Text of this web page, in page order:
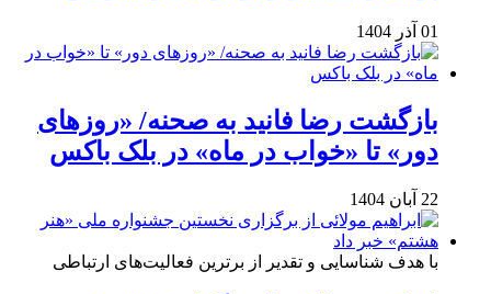
01 آذر 1404
بازگشت رضا فانید به صحنه/ «روزهای
دور» تا «خواب در ماه» در بلک باکس
22 آبان 1404
با هدف شناسایی و تقدیر از برترین فعالیت‌های ارتباطی